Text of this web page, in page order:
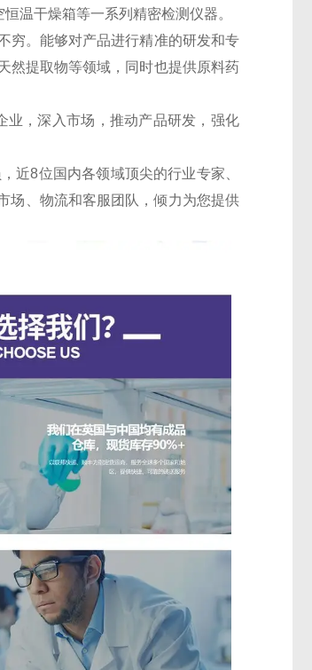
温干燥箱等一系列精密检测仪器。
穷。能够对产品进行精准的研发和专
然提取物等领域，同时也提供原料药
业，深入市场，推动产品研发，强化
近8位国内各领域顶尖的行业专家、
场、物流和客服团队，倾力为您提供